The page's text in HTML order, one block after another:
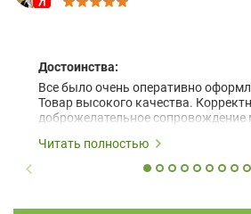
Достоинства:
Все было очень оперативно
Товар высокого качества.
доброжелательное сопровождение
Читать полностью